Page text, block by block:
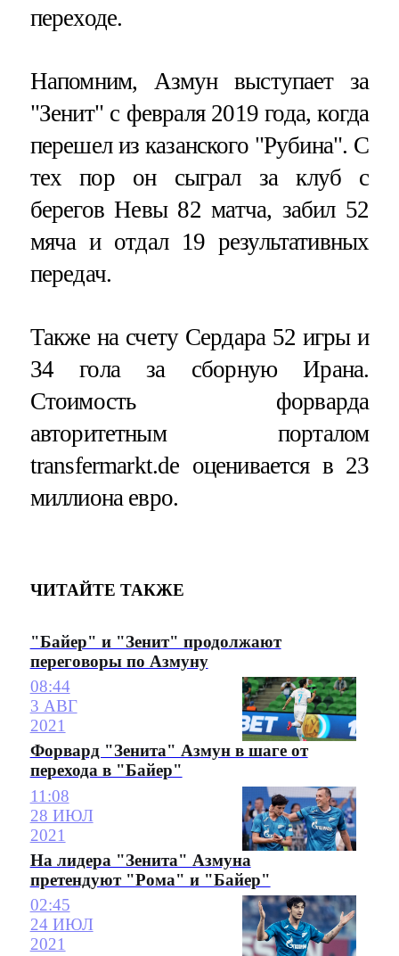
переходе.
Напомним, Азмун выступает за
"Зенит" с февраля 2019 года, когда
перешел из казанского "Рубина". С
тех пор он сыграл за клуб с
берегов Невы 82 матча, забил 52
мяча и отдал 19 результативных
передач.
Также на счету Сердара 52 игры и
34 гола за сборную Ирана.
Стоимость форварда
авторитетным порталом
transfermarkt.de оценивается в 23
миллиона евро.
ЧИТАЙТЕ ТАКЖЕ
"Байер" и "Зенит" продолжают
переговоры по Азмуну
08:44
3 АВГ
2021
Форвард "Зенита" Азмун в шаге от
перехода в "Байер"
11:08
28 ИЮЛ
2021
На лидера "Зенита" Азмуна
претендуют "Рома" и "Байер"
02:45
24 ИЮЛ
2021